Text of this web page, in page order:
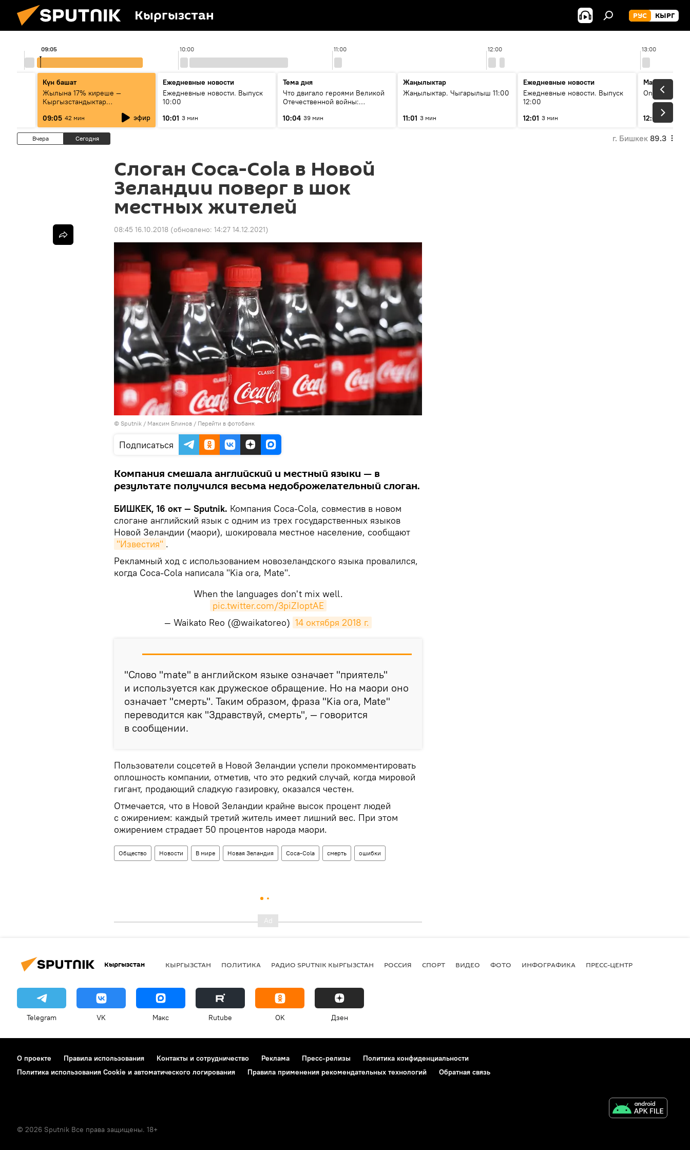
Кыргызстан РУС КЫРГ
10:00 11:00 12:00 13:00
09:05
Күн башат
Жылына 17% киреше —
Кыргызстандыктар
кагаздарды кантип сатып алат?
09:05 42 мин эфир
Ежедневные новости
Ежедневные новости. Выпуск
10:00
10:01 3 мин
Тема дня
Что двигало героями Великой
Отечественной войны:
Тулебердиева
10:04 39 мин
Жаңылыктар
Жаңылыктар. Чыгарылыш 11:00
11:01 3 мин
Ежедневные новости
Ежедневные новости. Выпуск
12:00
12:01 3 мин
On air
12:05
Вчера Сегодня г. Бишкек 89.3
Слоган Coca-Cola в Новой
Зеландии поверг в шок
местных жителей
08:45 16.10.2018 (обновлено: 14:27 14.12.2021)
© Sputnik / Максим Блинов / Перейти в фотобанк
Подписаться
Компания смешала английский и местный языки — в
результате получился весьма недоброжелательный слоган.
БИШКЕК, 16 окт — Sputnik. Компания Coca-Cola, совместив в новом
слогане английский язык с одним из трех государственных языков
Новой Зеландии (маори), шокировала местное население, сообщают
"Известия" .
Рекламный ход с использованием новозеландского языка провалился,
когда Coca-Cola написала "Kia ora, Mate".
When the languages don't mix well.
pic.twitter.com/3piZIoptAE
— Waikato Reo (@waikatoreo) 14 октября 2018 г.
​"Слово "mate" в английском языке означает "приятель"
и используется как дружеское обращение. Но на маори оно
означает "смерть". Таким образом, фраза "Kia ora, Mate"
переводится как "Здравствуй, смерть", — говорится
в сообщении.
Пользователи соцсетей в Новой Зеландии успели прокомментировать
оплошность компании, отметив, что это редкий случай, когда мировой
гигант, продающий сладкую газировку, оказался честен.
Отмечается, что в Новой Зеландии крайне высок процент людей
с ожирением: каждый третий житель имеет лишний вес. При этом
ожирением страдает 50 процентов народа маори.
Общество Новости В мире Новая Зеландия Coca-Cola смерть ошибки
Кыргызстан КЫРГЫЗСТАН ПОЛИТИКА РАДИО SPUTNIK КЫРГЫЗСТАН РОССИЯ СПОРТ ВИДЕО ФОТО ИНФОГРАФИКА ПРЕСС-ЦЕНТР
Telegram VK Макс Rutube OK Дзен
О проекте Правила использования Контакты и сотрудничество Реклама Пресс-релизы
Политика конфиденциальности
Политика использования Cookie и автоматического логирования
Правила применения рекомендательных технологий Обратная связь
© 2026 Sputnik Все права защищены. 18+